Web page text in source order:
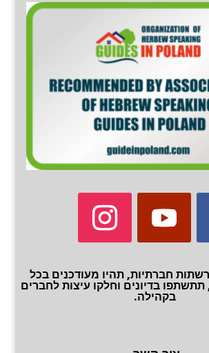
חברתיות, תהיו מעודכנים בכל
בדיונים וחלקו עיצות לחברים
בקהילה.